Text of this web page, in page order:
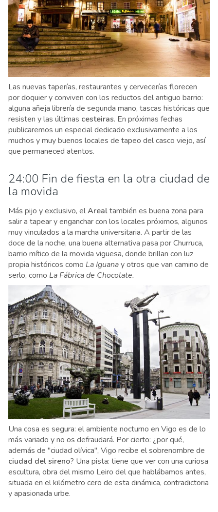
Las nuevas taperías, restaurantes y cervecerías florecen
por doquier y conviven con los reductos del antiguo barrio:
alguna añeja librería de segunda mano, tascas históricas que
resisten y las últimas cesteiras. En próximas fechas
publicaremos un especial dedicado exclusivamente a los
muchos y muy buenos locales de tapeo del casco viejo, así
que permaneced atentos.
24:00 Fin de fiesta en la otra ciudad de
la movida
Más pijo y exclusivo, elArealtambién es buena zona para
salir a tapear y enganchar con los locales próximos, algunos
muy vinculados a la marcha universitaria. A partir de las
doce de la noche, una buena alternativa pasa por Churruca,
barrio mítico de la movida viguesa, donde brillan con luz
propia históricos como La Iguanay otros que van camino de
serlo, como La Fábrica de Chocolate.
Una cosa es segura: el ambiente nocturno en Vigo es de lo
más variado y no os defraudará. Por cierto: ¿por qué,
además de "ciudad olívica", Vigo recibe el sobrenombre de
ciudad del sireno? Una pista: tiene que ver con una curiosa
escultura, obra del mismo Leiro del que hablábamos antes,
situada en el kilómetro cero de esta dinámica, contradictoria
y apasionada urbe.